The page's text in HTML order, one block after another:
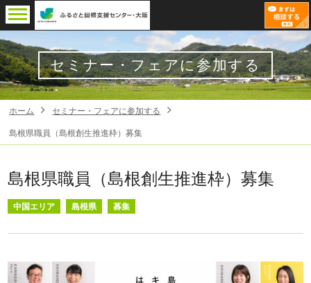
セミナー・フェアに参加する
ホーム セミナー・フェアに参加する
島根県職員（島根創生推進枠）募集
島根県職員（島根創生推進枠）募集
中国エリア 島根県 募集